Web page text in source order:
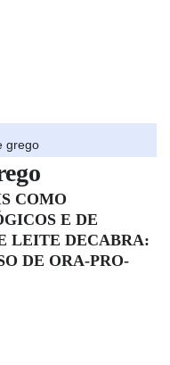
grego
COMO
E DE
LEITE DECABRA:
DE ORA-PRO-